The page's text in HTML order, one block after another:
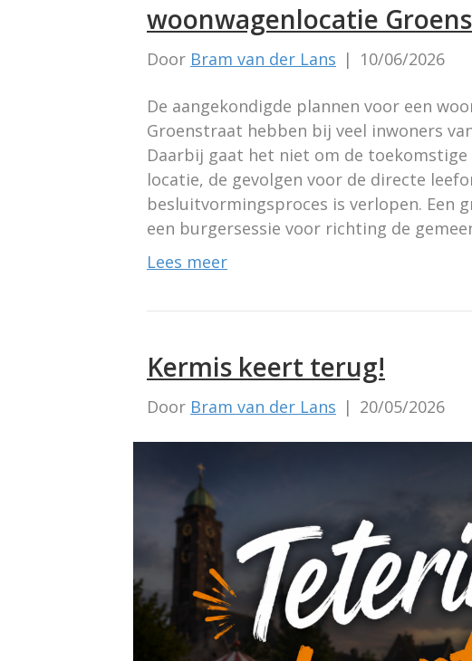
woonwagenlocatie
Door Bram van der Lans | 10/06/2026
De aangekondigde plannen voor een
Groenstraat hebben bij veel inwoners
Daarbij gaat het niet om de
locatie, de gevolgen voor de directe
besluitvormingsproces is verlopen. Een
een burgersessie voor richting de
Lees meer
Kermis keert terug!
Door Bram van der Lans | 20/05/2026